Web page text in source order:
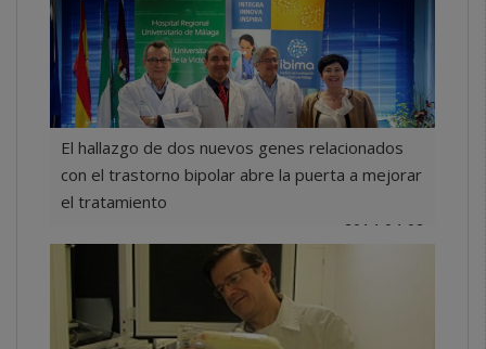
El hallazgo de dos nuevos genes relacionados
con el trastorno bipolar abre la puerta a mejorar
el tratamiento
2014-04-02